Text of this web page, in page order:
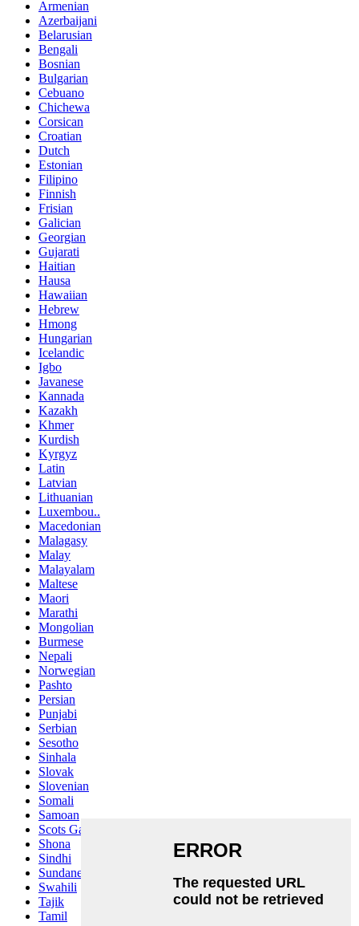
Armenian
Azerbaijani
Belarusian
Bengali
Bosnian
Bulgarian
Cebuano
Chichewa
Corsican
Croatian
Dutch
Estonian
Filipino
Finnish
Frisian
Galician
Georgian
Gujarati
Haitian
Hausa
Hawaiian
Hebrew
Hmong
Hungarian
Icelandic
Igbo
Javanese
Kannada
Kazakh
Khmer
Kurdish
Kyrgyz
Latin
Latvian
Lithuanian
Luxembou..
Macedonian
Malagasy
Malay
Malayalam
Maltese
Maori
Marathi
Mongolian
Burmese
Nepali
Norwegian
Pashto
Persian
Punjabi
Serbian
Sesotho
Sinhala
Slovak
Slovenian
Somali
Samoan
Scots Gaelic
Shona
Sindhi
Sundanese
Swahili
Tajik
Tamil